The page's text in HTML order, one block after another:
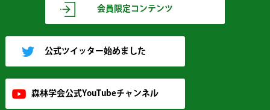
会員限定コンテンツ
公式ツイッター始めました
森林学会公式YouTubeチャンネル